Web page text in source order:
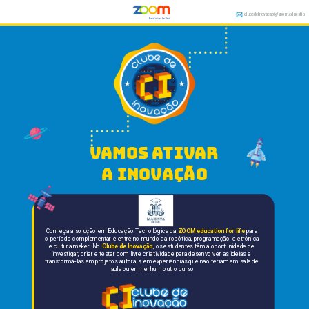
clubedeinovacao@zoom.educatio
a inovação
Conheça a solução em Educação Tecnológica da ZOOM education for life para
o período complementar e entre no mundo da robótica, programação, eletrônica
e cultura maker. No Clube de Inovação, os estudantes têm a oportunidade de
investigar, criar e testar com livre criatividade para desenvolver as ideias e
transformá-las em projetos autorais, em experiências que não teriam em sala de
aula ou em nenhum outro curso